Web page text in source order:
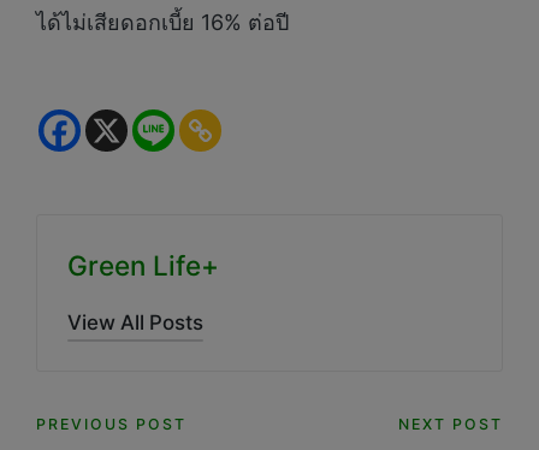
ได้ไม่เสียดอกเบี้ย 16% ต่อปี
Green Life+
View All Posts
Post
PREVIOUS POST NEXT POST